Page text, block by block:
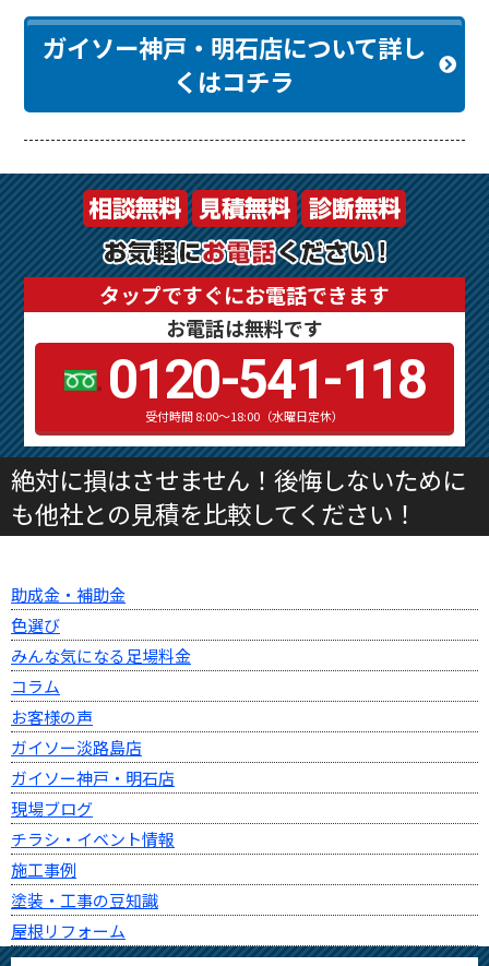
ガイソー神戸・明石店について詳し
くはコチラ
タップですぐにお電話できます
お電話は無料です
0120-541-118
受付時間 8:00～18:00（水曜日定休）
絶対に損はさせません！後悔しないために
も他社との見積を比較してください！
助成金・補助金
色選び
みんな気になる足場料金
コラム
お客様の声
ガイソー淡路島店
ガイソー神戸・明石店
現場ブログ
チラシ・イベント情報
施工事例
塗装・工事の豆知識
屋根リフォーム